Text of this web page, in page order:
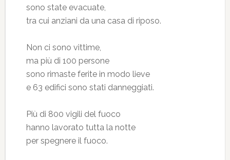
sono state evacuate,
tra cui anziani da una casa di riposo.
Non ci sono vittime,
ma più di 100 persone
sono rimaste ferite in modo lieve
e 63 edifici sono stati danneggiati.
Più di 800 vigili del fuoco
hanno lavorato tutta la notte
per spegnere il fuoco.